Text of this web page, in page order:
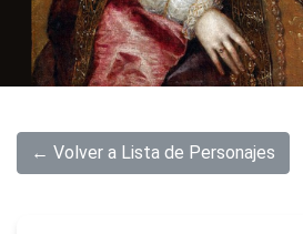
← Volver a Lista de Personajes